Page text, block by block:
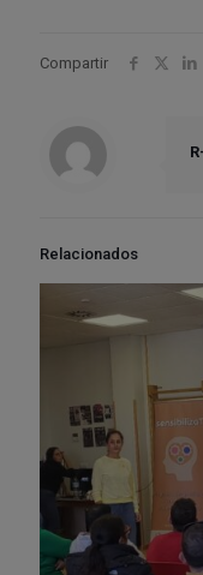
Compartir
Relacionados